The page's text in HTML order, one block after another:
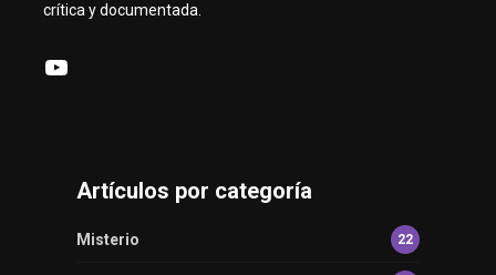
crítica y documentada.
YouTube
Artículos por categoría
Misterio 22